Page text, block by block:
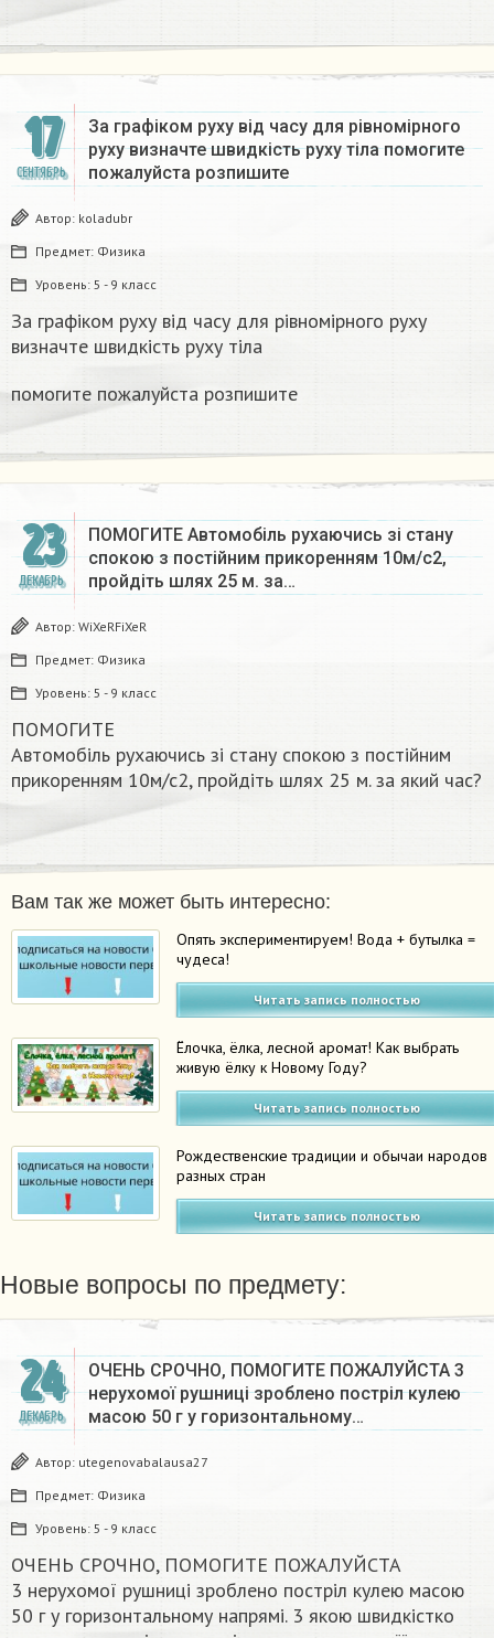
17
СЕНТЯБРЬ
За графіком руху від часу для рівномірного
руху визначте швидкість руху тіла помогите
пожалуйста розпишите
Автор: koladubr
Предмет: Физика
Уровень: 5 - 9 класс
За графіком руху від часу для рівномірного руху
визначте швидкість руху тіла
помогите пожалуйста розпишите
23
ДЕКАБРЬ
ПОМОГИТЕ Автомобіль рухаючись зі стану
спокою з постійним прикоренням 10м/с2,
пройдіть шлях 25 м. за…
Автор: WiXeRFiXeR
Предмет: Физика
Уровень: 5 - 9 класс
ПОМОГИТЕ
Автомобіль рухаючись зі стану спокою з постійним
прикоренням 10м/с2, пройдіть шлях 25 м. за який час?
Вам так же может быть интересно:
Опять экспериментируем! Вода + бутылка =
чудеса!
Читать запись полностью
Ёлочка, ёлка, лесной аромат! Как выбрать
живую ёлку к Новому Году?
Читать запись полностью
Рождественские традиции и обычаи народов
разных стран
Читать запись полностью
Новые вопросы по предмету:
24
ДЕКАБРЬ
ОЧЕНЬ СРОЧНО, ПОМОГИТЕ ПОЖАЛУЙСТА 3
нерухомої рушниці зроблено постріл кулею
масою 50 г у горизонтальному…
Автор: utegenovabalausa27
Предмет: Физика
Уровень: 5 - 9 класс
ОЧЕНЬ СРОЧНО, ПОМОГИТЕ ПОЖАЛУЙСТА
3 нерухомої рушниці зроблено постріл кулею масою
50 г у горизонтальному напрямі. 3 якою швидкістко